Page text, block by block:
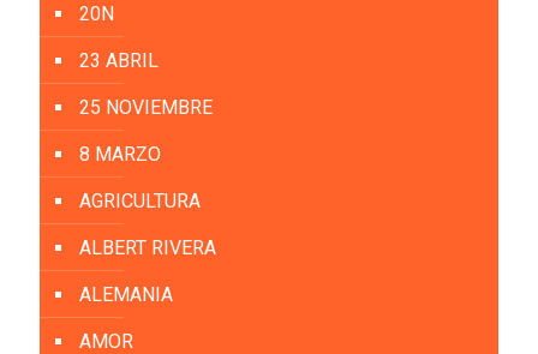
20N
23 ABRIL
25 NOVIEMBRE
8 MARZO
AGRICULTURA
ALBERT RIVERA
ALEMANIA
AMOR